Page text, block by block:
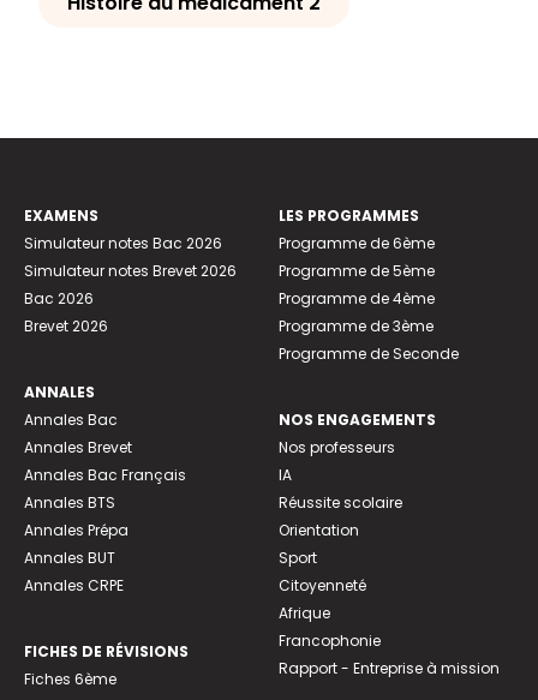
EXAMENS
Simulateur notes Bac 2026
Simulateur notes Brevet 2026
Bac 2026
Brevet 2026
ANNALES
Annales Bac
Annales Brevet
Annales Bac Français
Annales BTS
Annales Prépa
Annales BUT
Annales CRPE
FICHES DE RÉVISIONS
Fiches 6ème
LES PROGRAMMES
Programme de 6ème
Programme de 5ème
Programme de 4ème
Programme de 3ème
Programme de Seconde
NOS ENGAGEMENTS
Nos professeurs
IA
Réussite scolaire
Orientation
Sport
Citoyenneté
Afrique
Francophonie
Rapport - Entreprise à mission